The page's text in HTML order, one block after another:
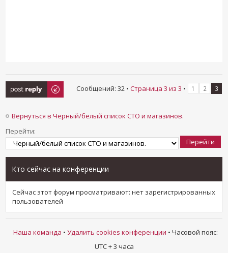
Ответить Сообщений: 32 • Страница 3 из 3 • 1 2 3
Вернуться в Черный/белый список СТО и магазинов.
Перейти:
Кто сейчас на конференции
Сейчас этот форум просматривают: нет зарегистрированных
пользователей
Наша команда • Удалить cookies конференции • Часовой пояс:
UTC + 3 часа